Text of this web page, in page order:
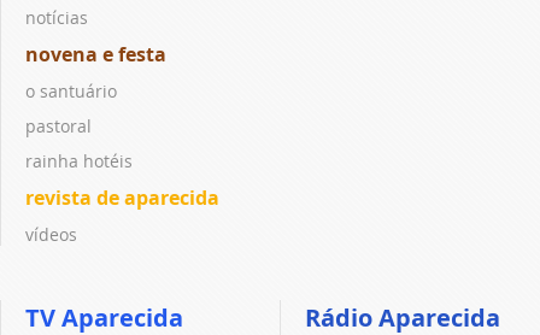
notícias
novena e festa
o santuário
pastoral
rainha hotéis
revista de aparecida
vídeos
TV Aparecida Rádio Aparecida